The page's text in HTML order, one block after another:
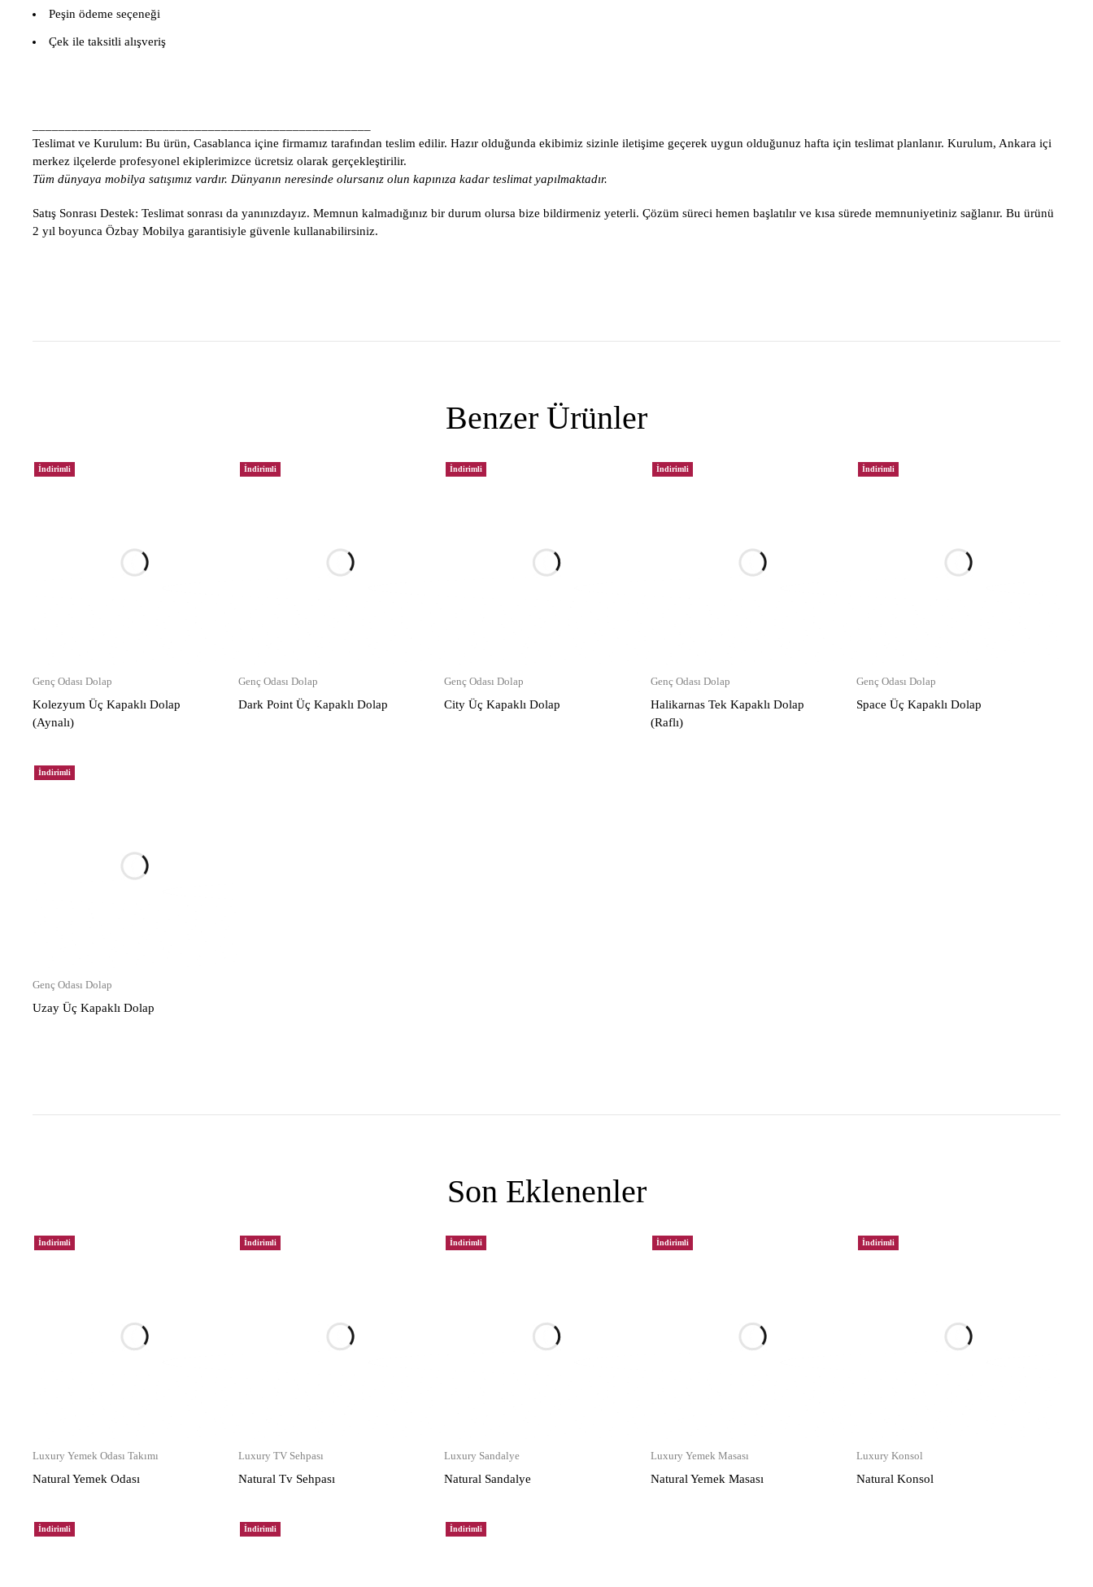
Peşin ödeme seçeneği
Çek ile taksitli alışveriş
Teslimat ve Kurulum: Bu ürün, Casablanca içine firmamız tarafından teslim edilir. Hazır olduğunda ekibimiz sizinle iletişime geçerek uygun olduğunuz hafta için teslimat planlanır. Kurulum, Ankara içi
merkez ilçelerde profesyonel ekiplerimizce ücretsiz olarak gerçekleştirilir.
Tüm dünyaya mobilya satışımız vardır. Dünyanın neresinde olursanız olun kapınıza kadar teslimat yapılmaktadır.
Satış Sonrası Destek: Teslimat sonrası da yanınızdayız. Memnun kalmadığınız bir durum olursa bize bildirmeniz yeterli. Çözüm süreci hemen başlatılır ve kısa sürede memnuniyetiniz sağlanır. Bu ürünü
2 yıl boyunca Özbay Mobilya garantisiyle güvenle kullanabilirsiniz.
Benzer Ürünler
İndirimli
Genç Odası Dolap
Kolezyum Üç Kapaklı Dolap
(Aynalı)
İndirimli
Genç Odası Dolap
Dark Point Üç Kapaklı Dolap
İndirimli
Genç Odası Dolap
City Üç Kapaklı Dolap
İndirimli
Genç Odası Dolap
Halikarnas Tek Kapaklı Dolap
(Raflı)
İndirimli
Genç Odası Dolap
Space Üç Kapaklı Dolap
İndirimli
Genç Odası Dolap
Uzay Üç Kapaklı Dolap
Son Eklenenler
İndirimli
Luxury Yemek Odası Takımı
Natural Yemek Odası
İndirimli
Luxury TV Sehpası
Natural Tv Sehpası
İndirimli
Luxury Sandalye
Natural Sandalye
İndirimli
Luxury Yemek Masası
Natural Yemek Masası
İndirimli
Luxury Konsol
Natural Konsol
İndirimli İndirimli İndirimli